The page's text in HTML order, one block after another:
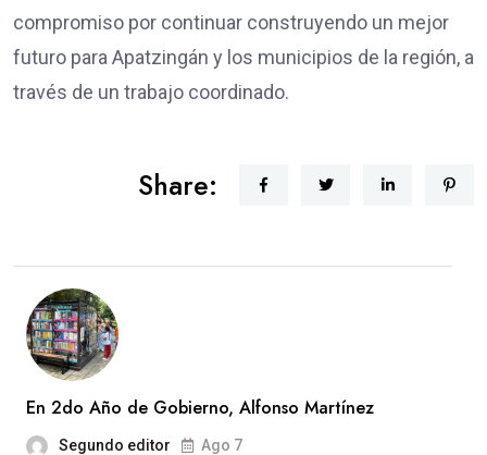
compromiso por continuar construyendo un mejor
futuro para Apatzingán y los municipios de la región, a
través de un trabajo coordinado.
Share:
En 2do Año de Gobierno, Alfonso Martínez
Segundo editor Ago 7